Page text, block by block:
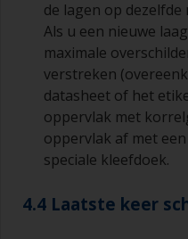
de lagen op
Als u een nieuwe
maximale
verstreken
datasheet of het
oppervlak met
oppervlak af met
speciale kleefdoek.
4.4 Laatste keer